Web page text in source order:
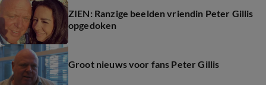
ZIEN: Ranzige beelden vriendin Peter Gillis
opgedoken
Groot nieuws voor fans Peter Gillis